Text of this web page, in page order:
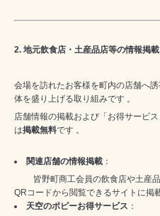
2. 地元飲食店・土産品店等の情報掲
会場を訪れたお客様を町内の店舗へ
体を盛り上げる取り組みです 。
店舗情報の掲載および「お得サービ
は掲載無料です 。
関連店舗の情報掲載 ：
皆野町商工会員の飲食店や土産品
QR コードから閲覧できるサイトに掲
天空のポピーお得サービス ：